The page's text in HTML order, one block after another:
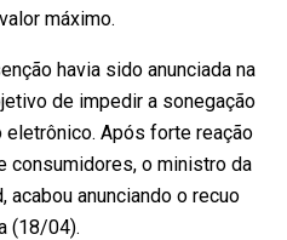
máximo.
havia sido anunciada na
de impedir a sonegação
Após forte reação
consumidores, o ministro da
acabou anunciando o recuo
(18/04).